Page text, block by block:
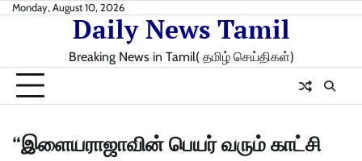
SkipMonday, August 10, 2026
Daily News Tamil
Breaking News in Tamil( தமிழ் செய்திகள்)
“இளையராஜாவின் பெயர் வரும் காட்சி